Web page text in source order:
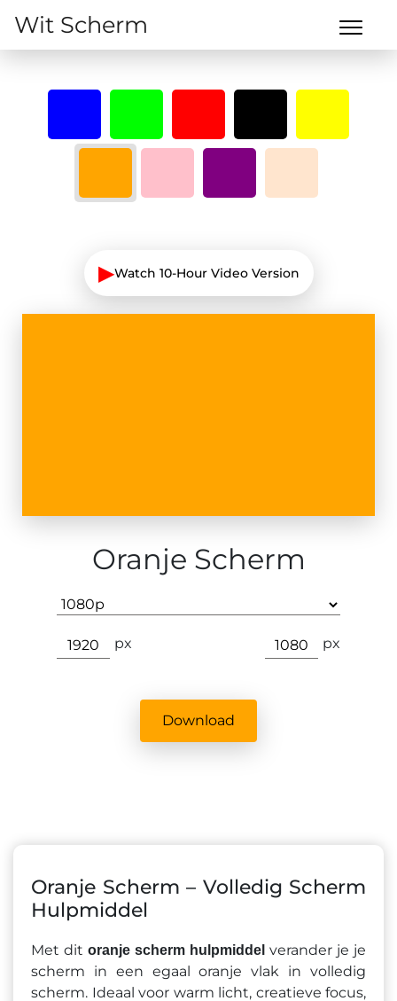
Wit Scherm
▶Watch 10-Hour Video Version
Oranje Scherm
px px
Download
Oranje Scherm – Volledig Scherm
Hulpmiddel
Met dit oranje scherm hulpmiddel verander je je
scherm in een egaal oranje vlak in volledig
scherm. Ideaal voor warm licht, creatieve focus,